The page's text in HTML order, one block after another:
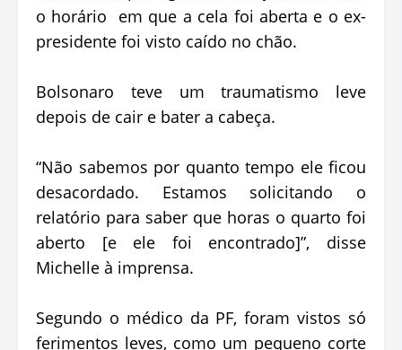
o horário em que a cela foi aberta e o ex-
presidente foi visto caído no chão.
Bolsonaro teve um traumatismo leve
depois de cair e bater a cabeça.
“Não sabemos por quanto tempo ele ficou
desacordado. Estamos solicitando o
relatório para saber que horas o quarto foi
aberto [e ele foi encontrado]”, disse
Michelle à imprensa.
Segundo o médico da PF, foram vistos só
ferimentos leves, como um pequeno corte